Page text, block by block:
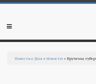
Перейти к основному содержанию
Мобильное
Повестка Дня »Новости » Вручены